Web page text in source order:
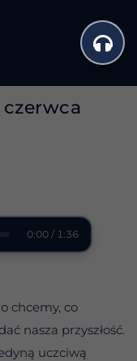
czerwca
0:00 / 1:36
chcemy, co
nasza przyszłość.
uczciwą